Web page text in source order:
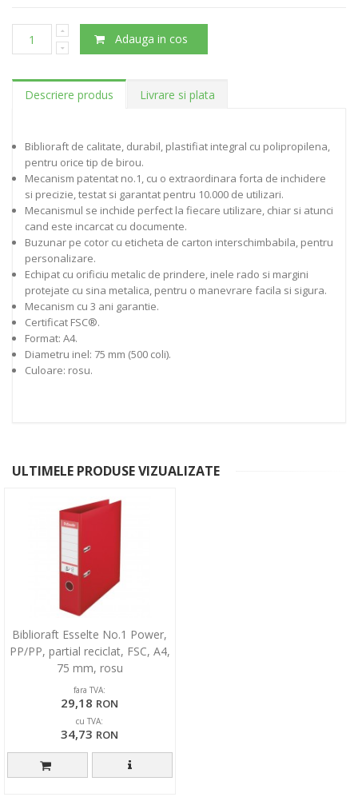
Adauga in cos
Descriere produs Livrare si plata
Biblioraft de calitate, durabil, plastifiat integral cu polipropilena,
pentru orice tip de birou.
Mecanism patentat no.1, cu o extraordinara forta de inchidere
si precizie, testat si garantat pentru 10.000 de utilizari.
Mecanismul se inchide perfect la fiecare utilizare, chiar si atunci
cand este incarcat cu documente.
Buzunar pe cotor cu eticheta de carton interschimbabila, pentru
personalizare.
Echipat cu orificiu metalic de prindere, inele rado si margini
protejate cu sina metalica, pentru o manevrare facila si sigura.
Mecanism cu 3 ani garantie.
Certificat FSC®.
Format: A4.
Diametru inel: 75 mm (500 coli).
Culoare: rosu.
ULTIMELE PRODUSE VIZUALIZATE
Biblioraft Esselte No.1 Power,
PP/PP, partial reciclat, FSC, A4,
75 mm, rosu
fara TVA:
29,18 RON
cu TVA:
34,73 RON